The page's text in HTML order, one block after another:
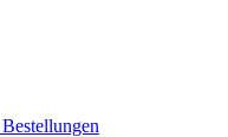
Bestellungen